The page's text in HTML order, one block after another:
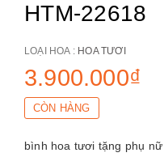
HTM-22618
LOẠI HOA : HOA TƯƠI
3.900.000₫
CÒN HÀNG
bình hoa tươi tặng phụ nữ 20-